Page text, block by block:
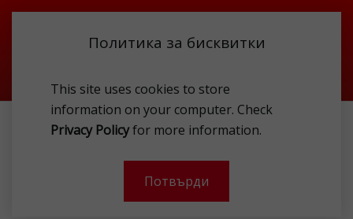
Политика за бисквитки
This site uses cookies to store
information on your computer. Check
Privacy Policyfor more information.
Потвърди
ПРОМОЦИИ
Промоции